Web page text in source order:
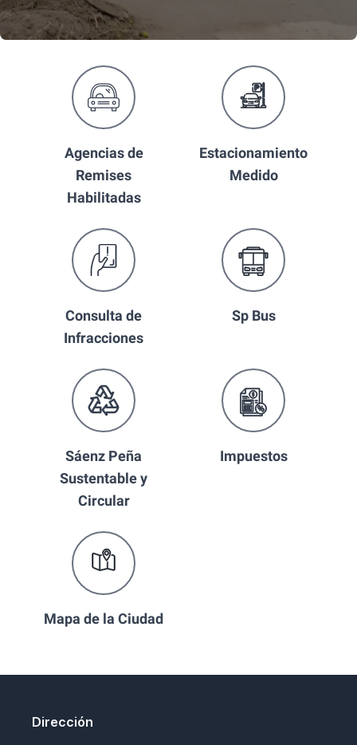
Agencias de
Remises
Habilitadas
Estacionamiento
Medido
Consulta de
Infracciones
Sp Bus
Sáenz Peña
Sustentable y
Circular
Impuestos
Mapa de la Ciudad
Dirección